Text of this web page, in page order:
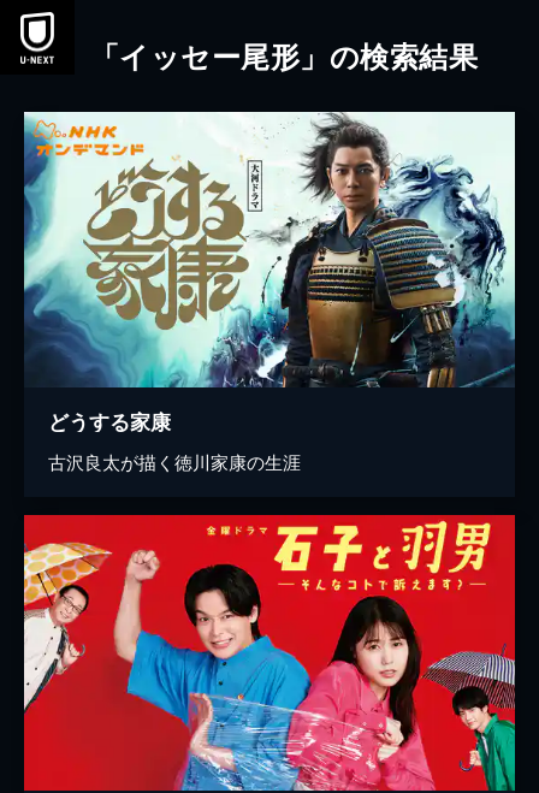
本文へスキップ
「イッセー尾形」の検索結果
どうする家康
古沢良太が描く徳川家康の生涯